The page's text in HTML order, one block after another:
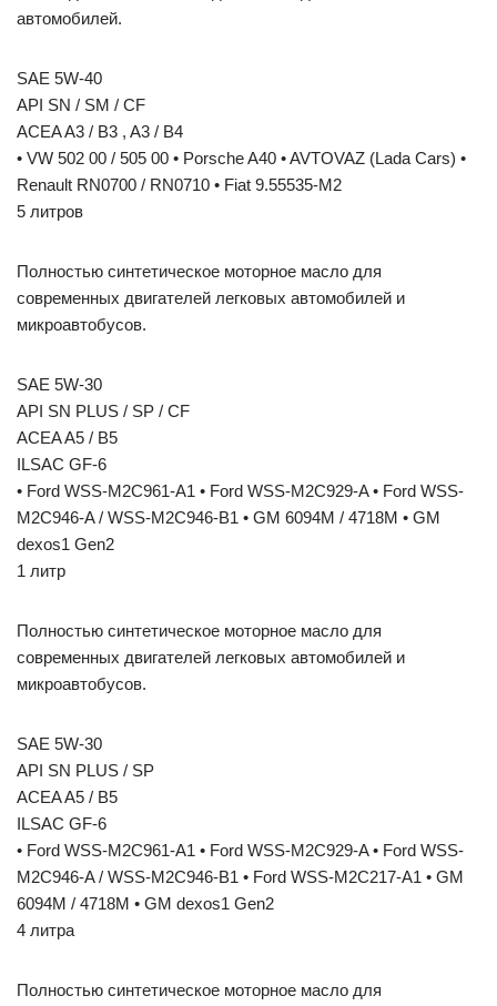
автомобилей.
SAE 5W-40
API SN / SM / CF
ACEA A3 / B3 , A3 / B4
• VW 502 00 / 505 00 • Porsche A40 • AVTOVAZ (Lada Cars) •
Renault RN0700 / RN0710 • Fiat 9.55535-M2
5 литров
Полностью синтетическое моторное масло для
современных двигателей легковых автомобилей и
микроавтобусов.
SAE 5W-30
API SN PLUS / SP / CF
ACEA A5 / B5
ILSAC GF-6
• Ford WSS-M2C961-A1 • Ford WSS-M2C929-A • Ford WSS-
M2C946-A / WSS-M2C946-B1 • GM 6094M / 4718M • GM
dexos1 Gen2
1 литр
Полностью синтетическое моторное масло для
современных двигателей легковых автомобилей и
микроавтобусов.
SAE 5W-30
API SN PLUS / SP
ACEA A5 / B5
ILSAC GF-6
• Ford WSS-M2C961-A1 • Ford WSS-M2C929-A • Ford WSS-
M2C946-A / WSS-M2C946-B1 • Ford WSS-M2C217-A1 • GM
6094M / 4718M • GM dexos1 Gen2
4 литра
Полностью синтетическое моторное масло для